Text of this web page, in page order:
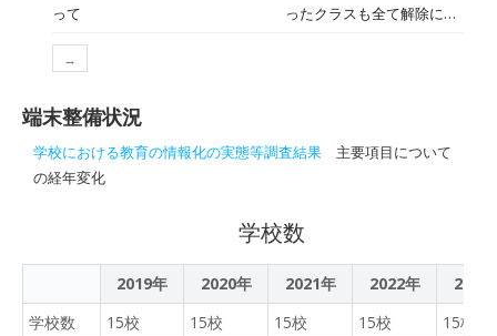
最後は"It's a small
勉強を続けてくれたら嬉し
した後、ドリルに向かって
ます。
ながら、それをプロジェク
しながら授業づくりに取り
ら、「なるほど、そんな使
日々勉強させていただいて
いる次第です。 ところで、
って
ったクラスも全て解除にな
なく、どの学年も余談を許
さない状況です。各ご家庭
いただきたいと願っており
ます。 さて、健康観察を兼
ねて校内をウロウロしてお
りますと、このように、タ
→
端末整備状況
学校における教育の情報化の実態等調査結果 主要項目について
の経年変化
学校数
2019年 2020年 2021年 2022年
2023
学校数
15校 15校 15校 15校 15校